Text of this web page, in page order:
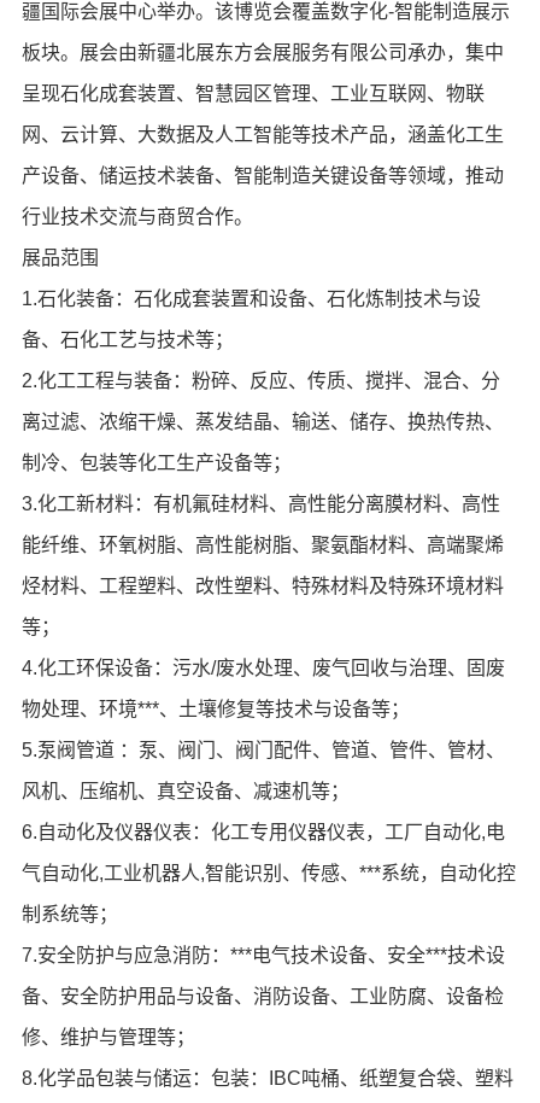
疆国际会展中心举办。该博览会覆盖数字化-智能制造展示
板块。展会由新疆北展东方会展服务有限公司承办，集中
呈现石化成套装置、智慧园区管理、工业互联网、物联
网、云计算、大数据及人工智能等技术产品，涵盖化工生
产设备、储运技术装备、智能制造关键设备等领域，推动
行业技术交流与商贸合作。
展品范围
1.石化装备：石化成套装置和设备、石化炼制技术与设
备、石化工艺与技术等；
2.化工工程与装备：粉碎、反应、传质、搅拌、混合、分
离过滤、浓缩干燥、蒸发结晶、输送、储存、换热传热、
制冷、包装等化工生产设备等；
3.化工新材料：有机氟硅材料、高性能分离膜材料、高性
能纤维、环氧树脂、高性能树脂、聚氨酯材料、高端聚烯
烃材料、工程塑料、改性塑料、特殊材料及特殊环境材料
等；
4.化工环保设备：污水/废水处理、废气回收与治理、固废
物处理、环境***、土壤修复等技术与设备等；
5.泵阀管道 ：泵、阀门、阀门配件、管道、管件、管材、
风机、压缩机、真空设备、减速机等；
6.自动化及仪器仪表：化工专用仪器仪表，工厂自动化,电
气自动化,工业机器人,智能识别、传感、***系统，自动化控
制系统等；
7.安全防护与应急消防：***电气技术设备、安全***技术设
备、安全防护用品与设备、消防设备、工业防腐、设备检
修、维护与管理等；
8.化学品包装与储运：包装：IBC吨桶、纸塑复合袋、塑料